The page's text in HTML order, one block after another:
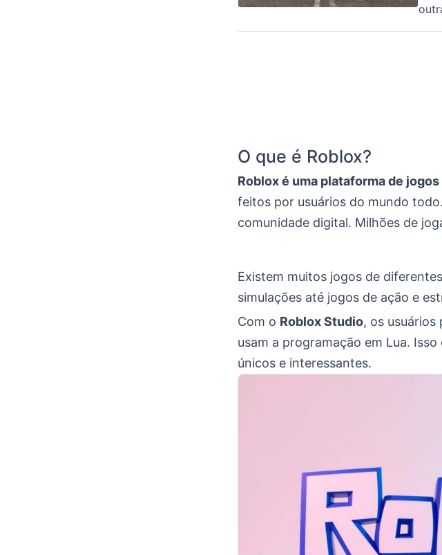
O que é Roblox?
Roblox é uma plataforma de
feitos por usuários do mundo
comunidade digital. Milhões de
Existem muitos jogos de
simulações até jogos de ação e
Com o Roblox Studio, os usuários
usam a programação em Lua.
únicos e interessantes.